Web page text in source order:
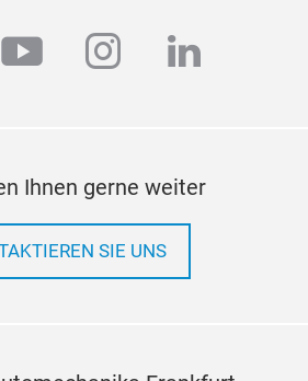
youtubeinstagram
linkedin
Ihnen gerne weiter
SIE UNS